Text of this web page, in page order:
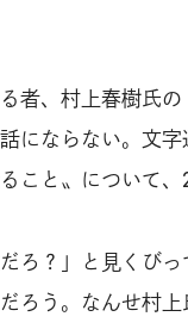
者、村上春樹氏
にならない。文
こと〟について
ろ？」と見くび
ろう。なんせ村